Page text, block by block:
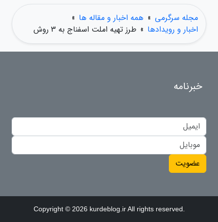
مجله سرگرمی » همه اخبار و مقاله ها »
اخبار و رویدادها » طرز تهیه املت اسفناج به 3 روش
خبرنامه
عضویت
Copyright © 2026 kurdeblog.ir All rights reserved.